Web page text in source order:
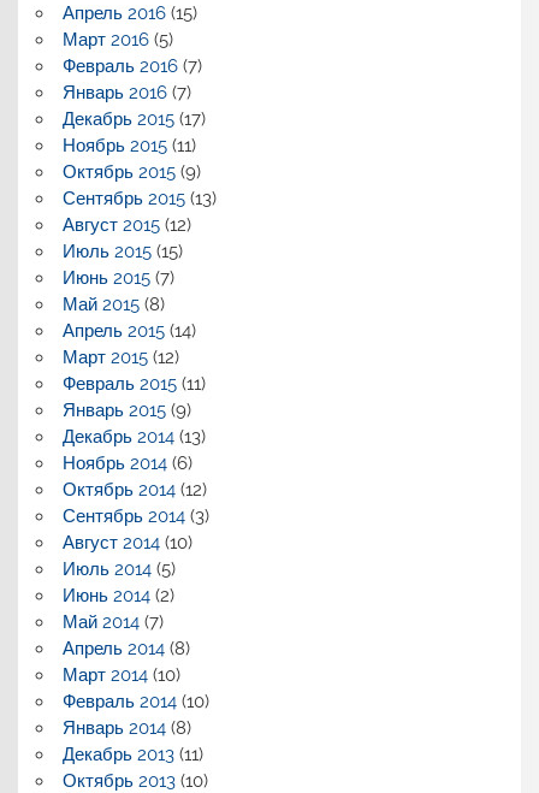
Апрель 2016(15)
Март 2016(5)
Февраль 2016(7)
Январь 2016(7)
Декабрь 2015(17)
Ноябрь 2015(11)
Октябрь 2015(9)
Сентябрь 2015(13)
Август 2015(12)
Июль 2015(15)
Июнь 2015(7)
Май 2015(8)
Апрель 2015(14)
Март 2015(12)
Февраль 2015(11)
Январь 2015(9)
Декабрь 2014(13)
Ноябрь 2014(6)
Октябрь 2014(12)
Сентябрь 2014(3)
Август 2014(10)
Июль 2014(5)
Июнь 2014(2)
Май 2014(7)
Апрель 2014(8)
Март 2014(10)
Февраль 2014(10)
Январь 2014(8)
Декабрь 2013(11)
Октябрь 2013(10)